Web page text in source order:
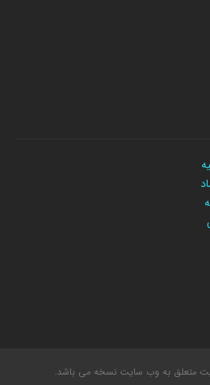
متعلق به وب سایت نسخه می باشد.